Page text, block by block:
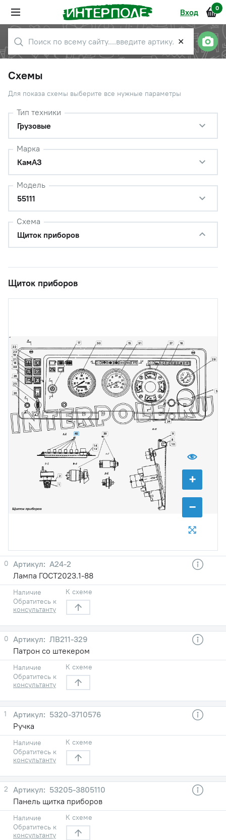
Вход 0
✕
Схемы
Для показа схемы выберите все нужные параметры
Тип техники
Грузовые
Марка
КамАЗ
Модель
55111
Схема
Щиток приборов
Щиток приборов
+
−
1
2
5
8
9
10
13
14
15 16
17
18
19
20
21
22
23
24
25
26
27
28
30 31
38
39
40
0
А24-2
Лампа ГОСТ2023.1-88
Наличие
Обратитесь к
консультанту
К схеме
0
ЛВ211-329
Патрон со штекером
Наличие
Обратитесь к
консультанту
К схеме
1
5320-3710576
Ручка
Наличие
Обратитесь к
консультанту
К схеме
2
53205-3805110
Панель щитка приборов
Наличие
Обратитесь к
консультанту
К схеме